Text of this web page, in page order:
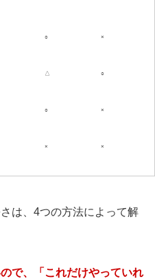
○ ×
△ ○
○ ×
× ×
は、4つの方法によって解
で、「これだけやっていれ